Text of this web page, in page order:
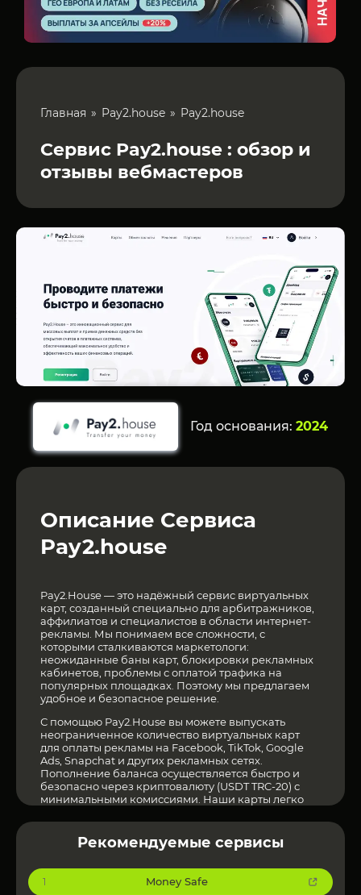
Главная Pay2.house Pay2.house
Сервис Pay2.house : обзор и
отзывы вебмастеров
Год основания: 2024
Описание Сервиса
Pay2.house
Pay2.House — это надёжный сервис виртуальных
карт, созданный специально для арбитражников,
аффилиатов и специалистов в области интернет-
рекламы. Мы понимаем все сложности, с
которыми сталкиваются маркетологи:
неожиданные баны карт, блокировки рекламных
кабинетов, проблемы с оплатой трафика на
популярных площадках. Поэтому мы предлагаем
удобное и безопасное решение.
С помощью Pay2.House вы можете выпускать
неограниченное количество виртуальных карт
для оплаты рекламы на Facebook, TikTok, Google
Ads, Snapchat и других рекламных сетях.
Пополнение баланса осуществляется быстро и
безопасно через криптовалюту (USDT TRC-20) с
минимальными комиссиями. Наши карты легко
расходов, замораживать и размораживать карты в
один клик.
Сервис ориентирован на реальный рынок
Рекомендуемые сервисы
1 Money Safe